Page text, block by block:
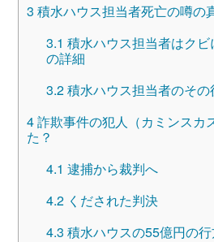
3 積水ハウス担当者死亡の噂の
3.1 積水ハウス担当者はク
の詳細
3.2積水ハウス担当者のその
4詐欺事件の犯人（カミンスカ
た？
4.1 逮捕から裁判へ
4.2くだされた判決
4.3 積水ハウスの55億円の